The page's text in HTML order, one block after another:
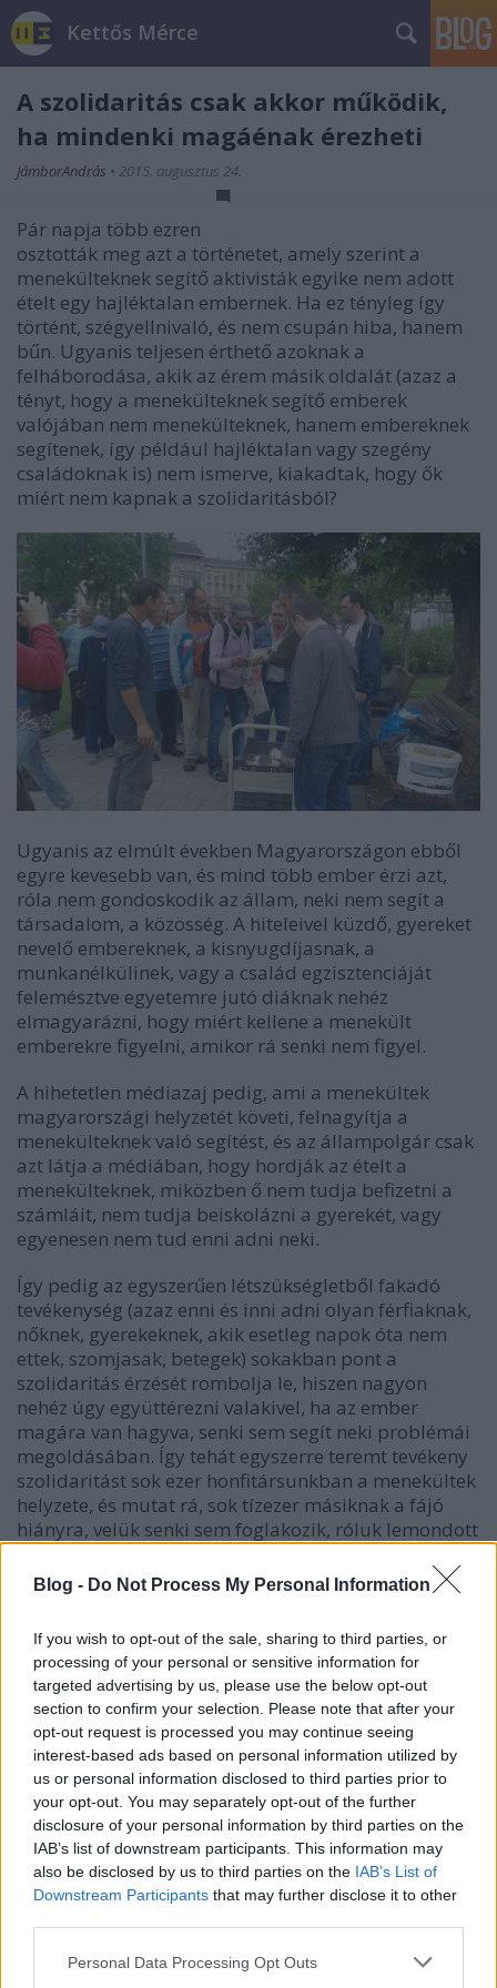
Blog - Do Not Process My Personal Information
If you wish to opt-out of the sale, sharing to third parties, or
processing of your personal or sensitive information for
targeted advertising by us, please use the below opt-out
section to confirm your selection. Please note that after your
opt-out request is processed you may continue seeing
interest-based ads based on personal information utilized by
us or personal information disclosed to third parties prior to
your opt-out. You may separately opt-out of the further
disclosure of your personal information by third parties on the
IAB’s list of downstream participants. This information may
also be disclosed by us to third parties on the IAB’s List of
Downstream Participants that may further disclose it to other
Please note that this website/app uses one or more Google
Personal Data Processing Opt Outs
Kettős Mérce
A szolidaritás csak akkor működik,
ha mindenki magáénak érezheti
JámborAndrás • 2015. augusztus 24.
Pár napja több ezren
osztották meg azt a történetet, amely szerint a
menekülteknek segítő aktivisták egyike nem adott
ételt egy hajléktalan embernek. Ha ez tényleg így
történt, szégyellnivaló, és nem csupán hiba, hanem
bűn. Ugyanis teljesen érthető azoknak a
felháborodása, akik az érem másik oldalát (azaz a
tényt, hogy a menekülteknek segítő emberek
valójában nem menekülteknek, hanem embereknek
segítenek, így például hajléktalan vagy szegény
családoknak is) nem ismerve, kiakadtak, hogy ők
miért nem kapnak a szolidaritásból?
Ugyanis az elmúlt években Magyarországon ebből
egyre kevesebb van, és mind több ember érzi azt,
róla nem gondoskodik az állam, neki nem segít a
társadalom, a közösség. A hiteleivel küzdő, gyereket
nevelő embereknek, a kisnyugdíjasnak, a
munkanélkülinek, vagy a család egzisztenciáját
felemésztve egyetemre jutó diáknak nehéz
elmagyarázni, hogy miért kellene a menekült
emberekre figyelni, amikor rá senki nem figyel.
A hihetetlen médiazaj pedig, ami a menekültek
magyarországi helyzetét követi, felnagyítja a
menekülteknek való segítést, és az állampolgár csak
azt látja a médiában, hogy hordják az ételt a
menekülteknek, miközben ő nem tudja befizetni a
számláit, nem tudja beiskolázni a gyerekét, vagy
egyenesen nem tud enni adni neki.
Így pedig az egyszerűen létszükségletből fakadó
tevékenység (azaz enni és inni adni olyan férfiaknak,
nőknek, gyerekeknek, akik esetleg napok óta nem
ettek, szomjasak, betegek) sokakban pont a
szolidaritás érzését rombolja le, hiszen nagyon
nehéz úgy együttérezni valakivel, ha az ember
magára van hagyva, senki sem segít neki problémái
megoldásában. Így tehát egyszerre teremt tevékeny
szolidaritást sok ezer honfitársunkban a menekültek
helyzete, és mutat rá, sok tízezer másiknak a fájó
hiányra, velük senki sem foglakozik, róluk lemondott
A szolidaritás pedig pontosan olyan dolog, mint a
az állampolgároknak, értik azt, gyakorolják, és úgy
érzik, hogy segíti őket, nem ellenük van.
Persze ez nem azt jelenti, hogy abba kellene hagyni a
menekültek segítését, amit nem állami pénzből,
hanem sok tízezer állampolgár pénzéből,
munkájából, adományából hoznak össze az
emberek, hanem azt jelenti, hogy mint a közösség
bármely cselekedete, ez is politika, és el kell végezni
mellette a politikai munkát is. Be kell mutatni, miért
hasznos ez, hogy nemcsak a menekültek kapnak enni
segítői csapatból, de minimum el kell magyarázni